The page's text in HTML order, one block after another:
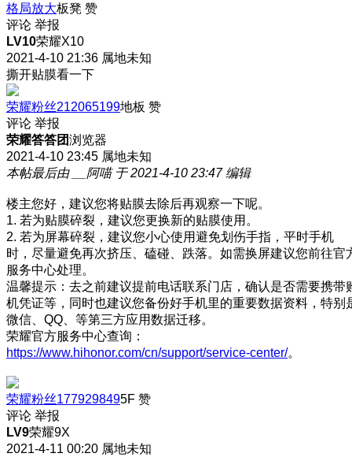
格局放大板凳 赞
评论 举报
LV10荣耀X10
2021-4-10 21:36 属地未知
撕开贴膜看一下
荣耀粉丝212065199地板 赞
评论 举报
荣耀答答团浏览器
2021-4-10 23:45 属地未知
本帖最后由 __阿喵 于 2021-4-10 23:47 编辑
楼主您好，建议您将贴膜去除后再观察一下呢。
1. 若为贴膜碎裂，建议您更换新的贴膜使用。
2. 若为屏幕碎裂，建议您小心使用避免划伤手指，平时手机
时，尽量避免再次挤压、磕碰、跌落。如需换屏建议您前往官
服务中心处理。
温馨提示：去之前建议提前电话联系门店，确认是否需要携带
机凭证等，同时也建议您备份好手机里的重要数据资料，特别
微信、QQ、等第三方应用数据迁移。
荣耀官方服务中心查询：
https://www.hihonor.com/cn/support/service-center/。
荣耀粉丝1779298495F 赞
评论 举报
LV9荣耀9X
2021-4-11 00:20 属地未知